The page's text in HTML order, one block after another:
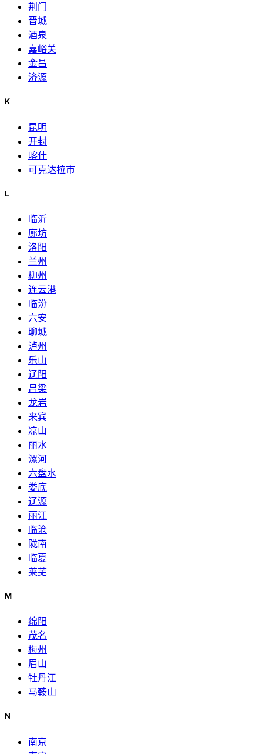
荆门
晋城
酒泉
嘉峪关
金昌
济源
K
昆明
开封
喀什
可克达拉市
L
临沂
廊坊
洛阳
兰州
柳州
连云港
临汾
六安
聊城
泸州
乐山
辽阳
吕梁
龙岩
来宾
凉山
丽水
漯河
六盘水
娄底
辽源
丽江
临沧
陇南
临夏
莱芜
M
绵阳
茂名
梅州
眉山
牡丹江
马鞍山
N
南京